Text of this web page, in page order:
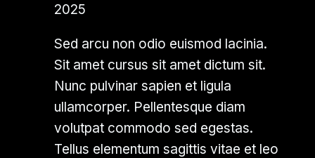
2025
Sed arcu non odio euismod lacinia.
Sit amet cursus sit amet dictum sit.
Nunc pulvinar sapien et ligula
ullamcorper. Pellentesque diam
volutpat commodo sed egestas.
Tellus elementum sagittis vitae et leo